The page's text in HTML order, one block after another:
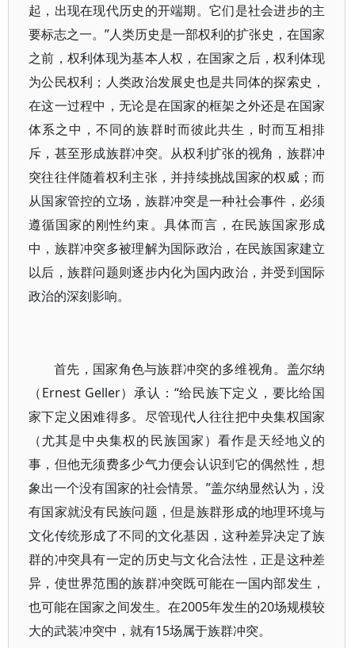
起，出现在现代历史的开端期。它们是社会进步的主
要标志之一。”人类历史是一部权利的扩张史，在国家
之前，权利体现为基本人权，在国家之后，权利体现
为公民权利；人类政治发展史也是共同体的探索史，
在这一过程中，无论是在国家的框架之外还是在国家
体系之中，不同的族群时而彼此共生，时而互相排
斥，甚至形成族群冲突。从权利扩张的视角，族群冲
突往往伴随着权利主张，并持续挑战国家的权威；而
从国家管控的立场，族群冲突是一种社会事件，必须
遵循国家的刚性约束。具体而言，在民族国家形成
中，族群冲突多被理解为国际政治，在民族国家建立
以后，族群问题则逐步内化为国内政治，并受到国际
政治的深刻影响。
首先，国家角色与族群冲突的多维视角。盖尔纳
（Ernest Geller）承认：“给民族下定义，要比给国
家下定义困难得多。尽管现代人往往把中央集权国家
（尤其是中央集权的民族国家）看作是天经地义的
事，但他无须费多少气力便会认识到它的偶然性，想
象出一个没有国家的社会情景。”盖尔纳显然认为，没
有国家就没有民族问题，但是族群形成的地理环境与
文化传统形成了不同的文化基因，这种差异决定了族
群的冲突具有一定的历史与文化合法性，正是这种差
异，使世界范围的族群冲突既可能在一国内部发生，
也可能在国家之间发生。在2005年发生的20场规模较
大的武装冲突中，就有15场属于族群冲突。